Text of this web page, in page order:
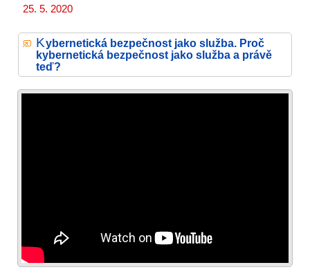
25. 5. 2020
Kybernetická bezpečnost jako služba. Proč
kybernetická bezpečnost jako služba a právě
teď?